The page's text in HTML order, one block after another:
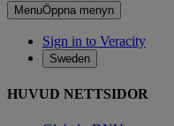
MenuÖppna menyn
Sign in to Veracity
Sweden
HUVUD NETTSIDOR